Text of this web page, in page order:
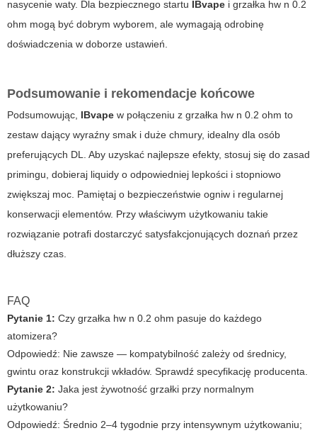
nasycenie waty. Dla bezpiecznego startu IBvape i grzałka hw n 0.2
ohm mogą być dobrym wyborem, ale wymagają odrobinę
doświadczenia w doborze ustawień.
Podsumowanie i rekomendacje końcowe
Podsumowując, IBvape w połączeniu z grzałka hw n 0.2 ohm to
zestaw dający wyraźny smak i duże chmury, idealny dla osób
preferujących DL. Aby uzyskać najlepsze efekty, stosuj się do zasad
primingu, dobieraj liquidy o odpowiedniej lepkości i stopniowo
zwiększaj moc. Pamiętaj o bezpieczeństwie ogniw i regularnej
konserwacji elementów. Przy właściwym użytkowaniu takie
rozwiązanie potrafi dostarczyć satysfakcjonujących doznań przez
dłuższy czas.
FAQ
Pytanie 1: Czy grzałka hw n 0.2 ohm pasuje do każdego
atomizera?
Odpowiedź: Nie zawsze — kompatybilność zależy od średnicy,
gwintu oraz konstrukcji wkładów. Sprawdź specyfikację producenta.
Pytanie 2: Jaka jest żywotność grzałki przy normalnym
użytkowaniu?
Odpowiedź: Średnio 2–4 tygodnie przy intensywnym użytkowaniu;